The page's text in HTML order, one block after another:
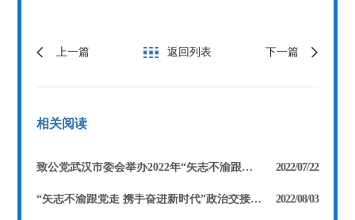
上一篇 返回列表 下一篇
相关阅读
致公党武汉市委会举办2022年“矢志不渝跟党走 携手奋进新时代”主题教育暨党员骨干培训班 2022/07/22
“矢志不渝跟党走 携手奋进新时代”政治交接主题教育暨第二期致公·东湖交叉发展论坛顺利召开 2022/08/03